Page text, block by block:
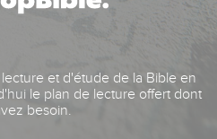
et d'étude de la Bible en
le plan de lecture offert dont
besoin.